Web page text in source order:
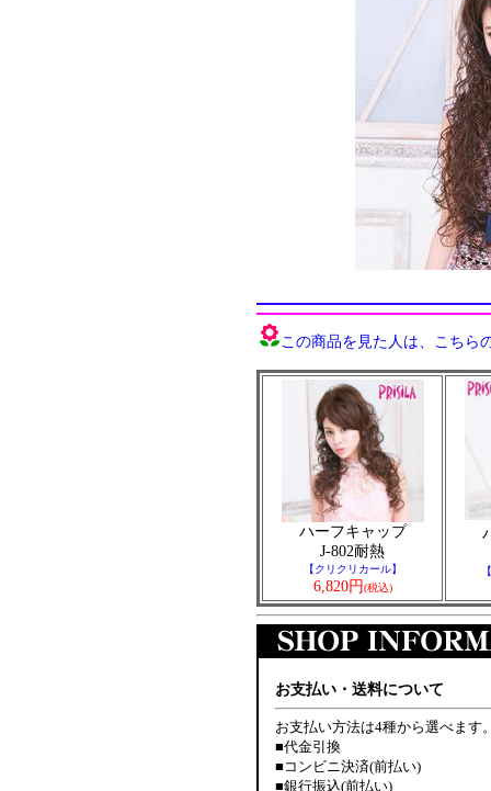
この商品を見た人は、こちら
ハーフキャップ
J-802耐熱
【クリクリカール】
6,820円(税込)
お支払い・送料について
お支払い方法は4種から選べます
■代金引換
■コンビニ決済(前払い)
■銀行振込(前払い)